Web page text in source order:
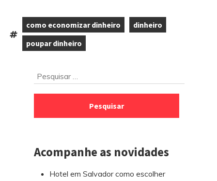
Tags:
como economizar dinheiro
dinheiro
poupar dinheiro
Pesquisar
Acompanhe as novidades
Hotel em Salvador como escolher